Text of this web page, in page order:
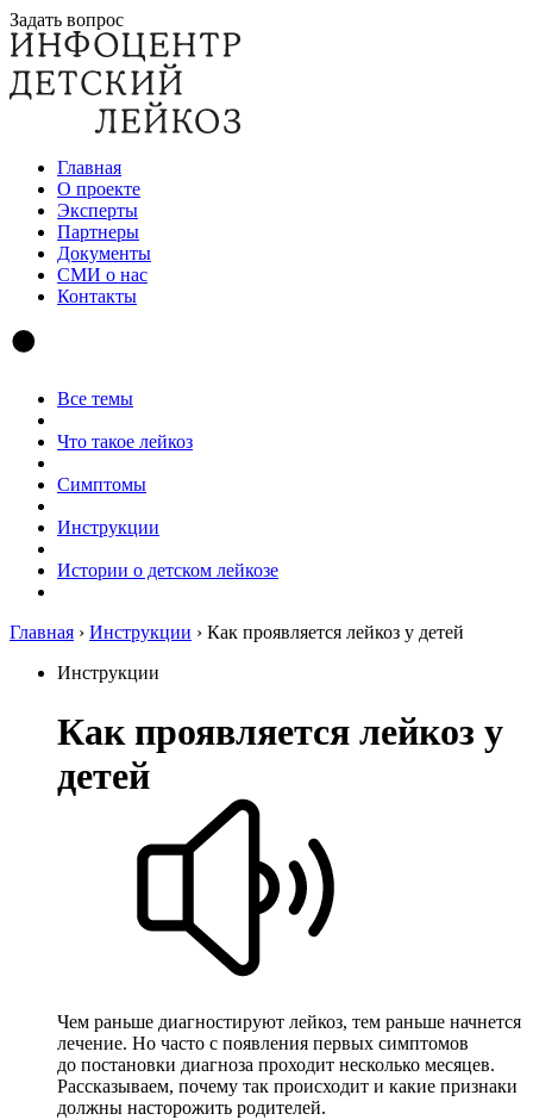
Задать вопрос
Главная
О проекте
Эксперты
Партнеры
Документы
СМИ о нас
Контакты
Все темы
Что такое лейкоз
Симптомы
Инструкции
Истории о детском лейкозе
Главная › Инструкции › Как про­яв­ля­ет­ся лейкоз ­у детей
Инструкции
Как про­яв­ля­ет­ся лейкоз ­у
детей
Чем раньше диагностируют лейкоз, тем раньше начнется
лечение. Но часто с появления первых симптомов
до постановки диагноза проходит несколько месяцев.
Рассказываем, почему так происходит и какие признаки
должны насторожить родителей.